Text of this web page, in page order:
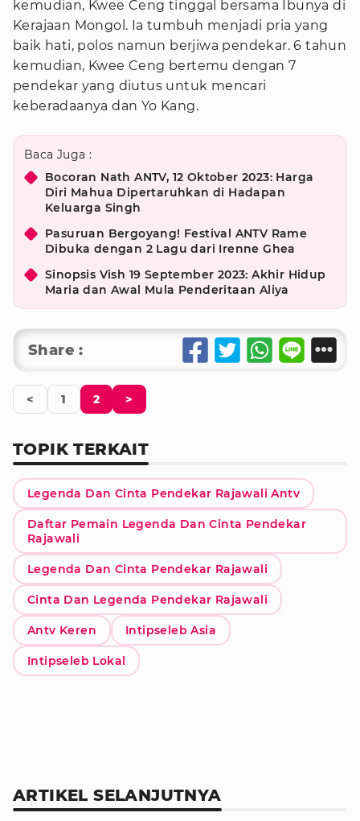
kemudian, Kwee Ceng tinggal bersama Ibunya di
Kerajaan Mongol. Ia tumbuh menjadi pria yang
baik hati, polos namun berjiwa pendekar. 6 tahun
kemudian, Kwee Ceng bertemu dengan 7
pendekar yang diutus untuk mencari
keberadaanya dan Yo Kang.
Baca Juga :
Bocoran Nath ANTV, 12 Oktober 2023: Harga
Diri Mahua Dipertaruhkan di Hadapan
Keluarga Singh
Pasuruan Bergoyang! Festival ANTV Rame
Dibuka dengan 2 Lagu dari Irenne Ghea
Sinopsis Vish 19 September 2023: Akhir Hidup
Maria dan Awal Mula Penderitaan Aliya
Share :
< 1 2 >
TOPIK TERKAIT
Legenda Dan Cinta Pendekar Rajawali Antv
Daftar Pemain Legenda Dan Cinta Pendekar
Rajawali
Legenda Dan Cinta Pendekar Rajawali
Cinta Dan Legenda Pendekar Rajawali
Antv Keren Intipseleb Asia
Intipseleb Lokal
ARTIKEL SELANJUTNYA